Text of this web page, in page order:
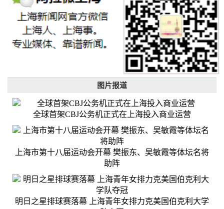
图片报道
全球首架CBJ公务机正式在上海投入商业运营
上海市第十八届运动会开幕 樊振东、吴敏霞等体坛名将
助阵
明日之星排球赛落幕 上海青年女排力克美国伯克利大学